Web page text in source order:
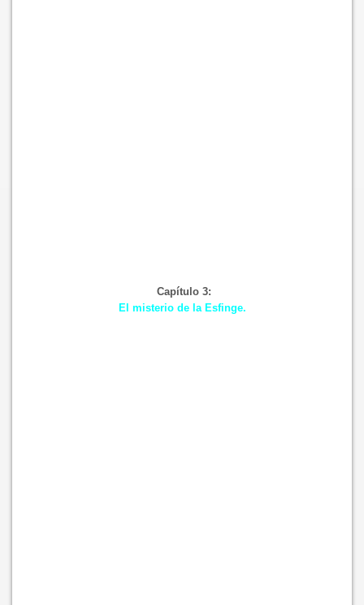
Capítulo 3:
El misterio de la Esfinge.